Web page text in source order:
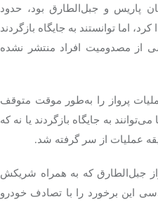
پاریس و جبل‌الطارق بود، حدود
کرد، اما توانستند به جایگاه بازگردند
از مصدومیت افراد منتشر نشده
پرواز را به‌طور موقت متوقف
به جایگاه بازگردند یا نه که
عملیات از سر گرفته شد.
جبل‌الطارق که به همراه شریکش
این برخورد را با تصادف خودرو